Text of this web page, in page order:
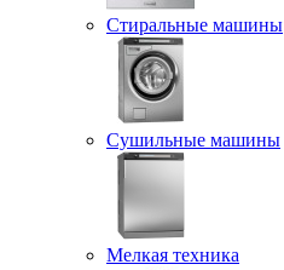
Стиральные машины
Сушильные машины
Мелкая техника